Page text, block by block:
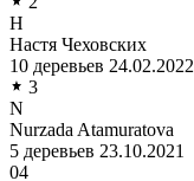
Н
Настя Чеховских
10 деревьев 24.02.2022
3
N
Nurzada Atamuratova
5 деревьев 23.10.2021
04